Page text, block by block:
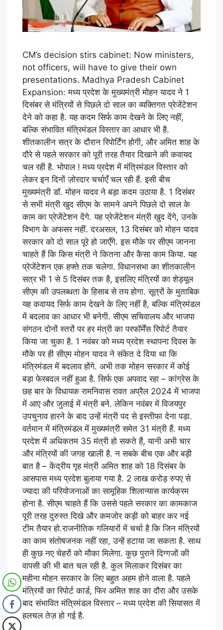
CM’s decision stirs cabinet: Now ministers,
not officers, will have to give their own
presentations. Madhya Pradesh Cabinet
Expansion: मध्य प्रदेश के मुख्यमंत्री मोहन यादव ने 1
दिसंबर से मंत्रियों से पिछले दो साल का व्यक्तिगत प्रेजेंटेशन
देने को कहा है. यह कदम सिर्फ काम देखने के लिए नहीं,
बल्कि संभावित मंत्रिमंडल विस्तार का आधार भी है.
शीतकालीन सत्र के दौरान रिपोर्टिंग होगी, और अमित शाह के
दौरे से पहले सरकार को पूरी तरह तैयार दिखाने की कवायद
चल रही है. भोपाल ! मध्य प्रदेश में मंत्रिमंडल विस्तार को
लेकर इन दिनों ज़ोरदार चर्चाएँ चल रही हैं. इसी बीच
मुख्यमंत्री डॉ. मोहन यादव ने बड़ा कदम उठाया है. 1 दिसंबर
से सभी मंत्री खुद सीएम के सामने अपने पिछले दो साल के
काम का प्रेजेंटेशन देंगे. यह प्रेजेंटेशन मंत्री खुद देंगे, उनके
विभाग के अफसर नहीं. दरअसल, 13 दिसंबर को मोहन यादव
सरकार को दो साल पूरे हो जाएँगे. इस मौके पर सीएम जानना
चाहते हैं कि किस मंत्री ने कितना और कैसा काम किया. यह
प्रेजेंटेशन एक हफ्ते तक चलेगा. विधानसभा का शीतकालीन
सत्र भी 1 से 5 दिसंबर तक है, इसलिए मंत्रियों का शेड्यूल
सीएम की उपलब्धता के हिसाब से तय होगा. सूत्रों के मुताबिक
यह कवायद सिर्फ काम देखने के लिए नहीं है, बल्कि मंत्रिमंडल
में बदलाव का आधार भी बनेगी. सीएम सचिवालय और भाजपा
संगठन दोनों स्तरों पर हर मंत्री का परफॉर्मेंस रिपोर्ट तैयार
किया जा चुका है. 1 नवंबर को मध्य प्रदेश स्थापना दिवस के
मौके पर ही सीएम मोहन यादव ने संकेत दे दिया था कि
मंत्रिमंडल में बदलाव होंगे. अभी तक मोहन सरकार में कोई
बड़ा फेरबदल नहीं हुआ है. सिर्फ एक अपवाद रहा – कांग्रेस के
छह बार के विधायक रामनिवास रावत अप्रैल 2024 में भाजपा
में आए और जुलाई में मंत्री बने. लेकिन नवंबर में विजयपुर
उपचुनाव हारने के बाद उन्हें मंत्री पद से इस्तीफा देना पड़ा.
वर्तमान में मंत्रिमंडल में मुख्यमंत्री समेत 31 मंत्री हैं. मध्य
प्रदेश में अधिकतम 35 मंत्री हो सकते हैं, यानी अभी चार
और मंत्रियों की जगह खाली है. न सबके बीच एक और बड़ी
बात है – केंद्रीय गृह मंत्री अमित शाह को 18 दिसंबर के
आसपास मध्य प्रदेश बुलाया गया है. 2 लाख करोड़ रुपए से
ज्यादा की परियोजनाओं का सामूहिक शिलान्यास कार्यक्रम
होना है. सीएम चाहते हैं कि उससे पहले सरकार का कामकाज
पूरी तरह दुरुस्त दिखे और कमजोर कड़ी को बाहर कर नई
टीम तैयार हो.राजनीतिक गलियारों में चर्चा है कि जिन मंत्रियों
का काम संतोषजनक नहीं रहा, उन्हें हटाया जा सकता है. साथ
ही कुछ नए चेहरों को मौका मिलेगा. कुछ पुराने दिग्गजों की
वापसी की भी बात चल रही है. कुल मिलाकर दिसंबर का
महीना मोहन सरकार के लिए बहुत अहम होने वाला है. पहले
मंत्रियों का रिपोर्ट कार्ड, फिर अमित शाह का दौरा और उसके
बाद संभावित मंत्रिमंडल विस्तार – मध्य प्रदेश की सियासत में
हलचल तेज़ हो गई है.